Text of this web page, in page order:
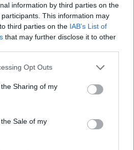
information by third parties on the
participants. This information may
third parties on the IAB’s List of
that may further disclose it to other
Opt Outs
Sharing of my
Sale of my
([ratsinfo.kempten.de]
bi/getfile.php?
Suchthema ist der
Termine des Allgäu-
unter anderem den
08.08. und den 12.09. Die
auf dem Freigelände und in
Fragen
an der